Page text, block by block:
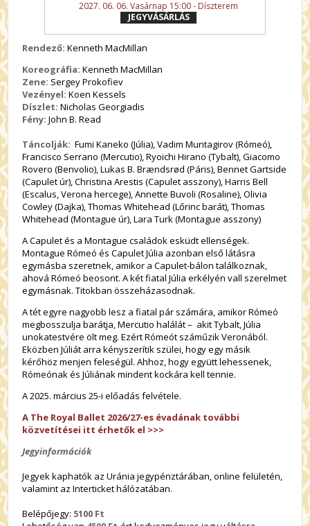
2027. 06. 06. Vasárnap 15:00 - Díszterem
JEGYVÁSÁRLÁS
Rendező: Kenneth MacMillan
Koreográfia: Kenneth MacMillan
Zene: Sergey Prokofiev
Vezényel: Koen Kessels
Díszlet: Nicholas Georgiadis
Fény: John B. Read
Táncolják: Fumi Kaneko (Júlia), Vadim Muntagirov (Rómeó),
Francisco Serrano (Mercutio), Ryoichi Hirano (Tybalt), Giacomo
Rovero (Benvolio), Lukas B. Brændsrød (Páris), Bennet Gartside
(Capulet úr), Christina Arestis (Capulet asszony), Harris Bell
(Escalus, Verona hercege), Annette Buvoli (Rosaline), Olivia
Cowley (Dajka), Thomas Whitehead (Lőrinc barát), Thomas
Whitehead (Montague úr), Lara Turk (Montague asszony)
A Capulet és a Montague családok esküdt ellenségek.
Montague Rómeó és Capulet Júlia azonban első látásra
egymásba szeretnek, amikor a Capulet-bálon találkoznak,
ahová Rómeó beosont. A két fiatal Júlia erkélyén vall szerelmet
egymásnak. Titokban összeházasodnak.
A tét egyre nagyobb lesz a fiatal pár számára, amikor Rómeó
megbosszulja barátja, Mercutio halálát – akit Tybalt, Júlia
unokatestvére ölt meg. Ezért Rómeót száműzik Veronából.
Eközben Júliát arra kényszerítik szülei, hogy egy másik
kérőhöz menjen feleségül. Ahhoz, hogy együtt lehessenek,
Rómeónak és Júliának mindent kockára kell tennie.
A 2025. március 25-i előadás felvétele.
A The Royal Ballet 2026/27-es évadának további
közvetítései itt érhetők el >>>
Jegyinformációk
Jegyek kaphatók az Uránia jegypénztárában, online felületén,
valamint az Interticket hálózatában.
Belépőjegy: 5100 Ft